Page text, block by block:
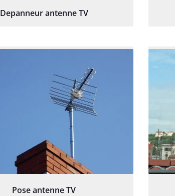
Depanneur antenne TV
Pose antenne TV